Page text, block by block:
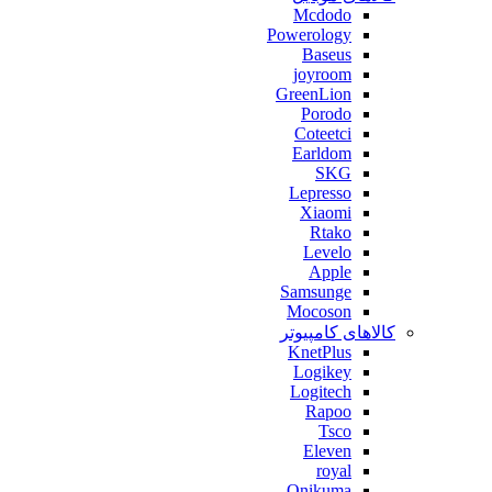
Mcdodo
Powerology
Baseus
joyroom
GreenLion
Porodo
Coteetci
Earldom
SKG
Lepresso
Xiaomi
Rtako
Levelo
Apple
Samsunge
Mocoson
کالاهای کامپیوتر
KnetPlus
Logikey
Logitech
Rapoo
Tsco
Eleven
royal